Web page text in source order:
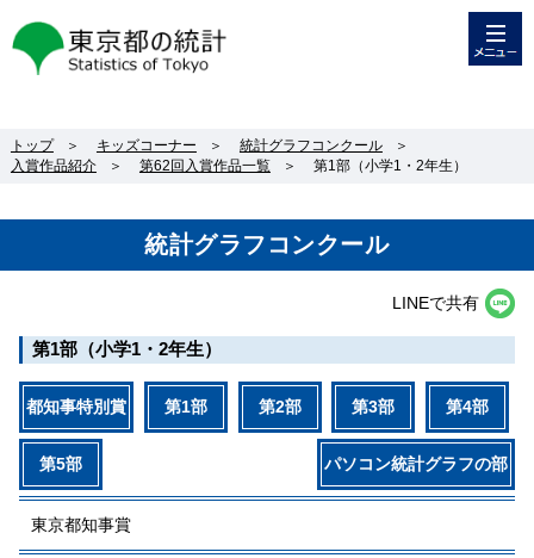
東京都の統計
トップ ＞ キッズコーナー ＞ 統計グラフコンクール
＞
入賞作品紹介
＞ 第62回入賞作品一覧 ＞ 第1部（小学1・2年生）
統計グラフコンクール
LINEで共有
第1部（小学1・2年生）
都知事特別賞 第1部 第2部 第3部 第4部
第5部 パソコン統計グラフの部
東京都知事賞